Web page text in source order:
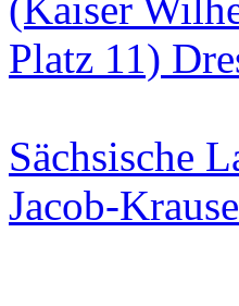
Sächsische
Jacob-